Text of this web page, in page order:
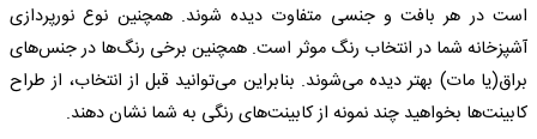
است در هر بافت و جنسی متفاوت دیده شوند. همچنین نوع نورپردازی
آشپزخانه شما در انتخاب رنگ موثر است. همچنین برخی رنگ‌ها در جنس‌های
براق(یا مات) بهتر دیده می‌شوند. بنابراین می‌توانید قبل از انتخاب، از طراح
کابینت‌ها بخواهید چند نمونه از کابینت‌های رنگی به شما نشان دهند.